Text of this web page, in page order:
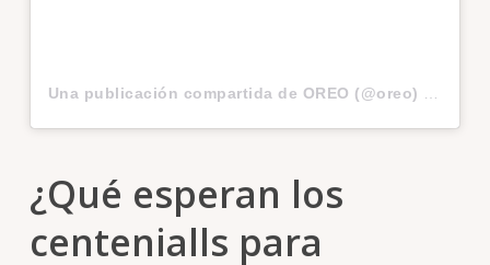
Una publicación compartida de OREO (@oreo)
¿Qué esperan los
centenialls para